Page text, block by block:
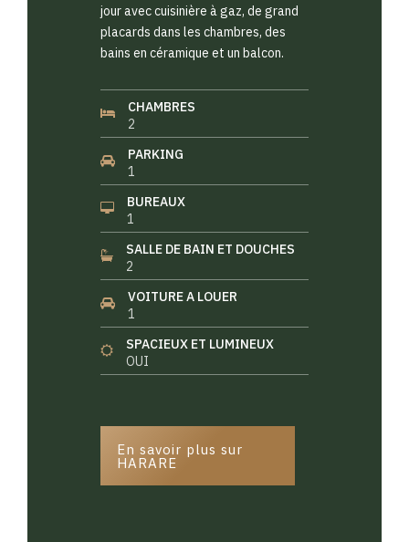
jour avec cuisinière à gaz, de grand
placards dans les chambres, des
bains en céramique et un balcon.
CHAMBRES
2
PARKING
1
BUREAUX
1
SALLE DE BAIN ET DOUCHES
2
VOITURE A LOUER
1
SPACIEUX ET LUMINEUX
OUI
En savoir plus sur
HARARE